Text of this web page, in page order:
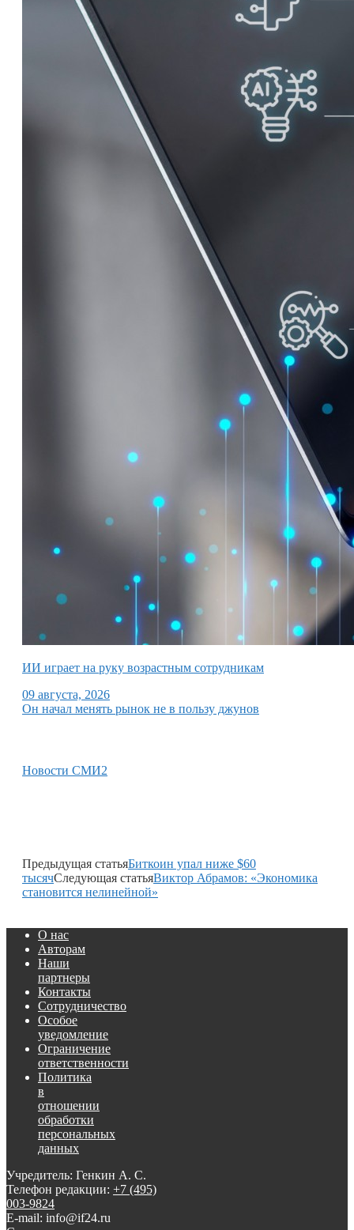
ИИ играет на руку возрастным сотрудникам
09 августа, 2026
Он начал менять рынок не в пользу джунов
Новости СМИ2
Предыдущая статьяБиткоин упал ниже $60
тысячСледующая статьяВиктор Абрамов: «Экономика
становится нелинейной»
О нас
Авторам
Наши
партнеры
Контакты
Сотрудничество
Особое
уведомление
Ограничение
ответственности
Политика
в
отношении
обработки
персональных
данных
Учредитель: Генкин А. С.
Телефон редакции: +7 (495)
003-9824
E-mail: info@if24.ru